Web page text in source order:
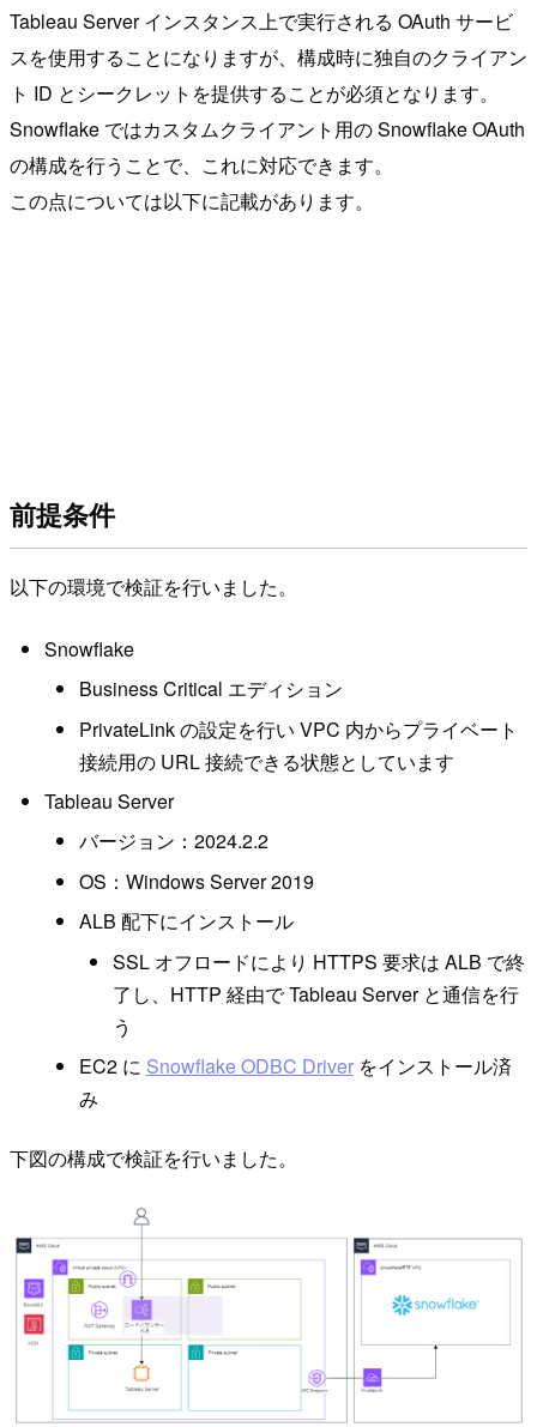
Tableau Server インスタンス上で実行される OAuth サービ
スを使用することになりますが、構成時に独自のクライアン
ト ID とシークレットを提供することが必須となります。
Snowflake ではカスタムクライアント用の Snowflake OAuth
の構成を行うことで、これに対応できます。
この点については以下に記載があります。
前提条件
以下の環境で検証を行いました。
Snowflake
Business Critical エディション
PrivateLink の設定を行い VPC 内からプライベート
接続用の URL 接続できる状態としています
Tableau Server
バージョン：2024.2.2
OS：Windows Server 2019
ALB 配下にインストール
SSL オフロードにより HTTPS 要求は ALB で終
了し、HTTP 経由で Tableau Server と通信を行
う
EC2 に Snowflake ODBC Driverをインストール済
み
下図の構成で検証を行いました。